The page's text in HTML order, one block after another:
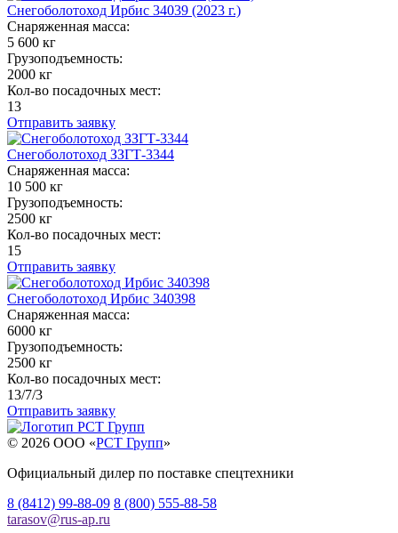
Снегоболотоход Ирбис 34039 (2023 г.)
Снаряженная масса:
5 600 кг
Грузоподъемность:
2000 кг
Кол-во посадочных мест:
13
Отправить заявку
Снегоболотоход ЗЗГТ-3344
Снаряженная масса:
10 500 кг
Грузоподъемность:
2500 кг
Кол-во посадочных мест:
15
Отправить заявку
Снегоболотоход Ирбис 340398
Снаряженная масса:
6000 кг
Грузоподъемность:
2500 кг
Кол-во посадочных мест:
13/7/3
Отправить заявку
© 2026 OOO «РСТ Групп»
Официальный дилер по поставке спецтехники
8 (8412) 99-88-09 8 (800) 555-88-58
tarasov@rus-ap.ru